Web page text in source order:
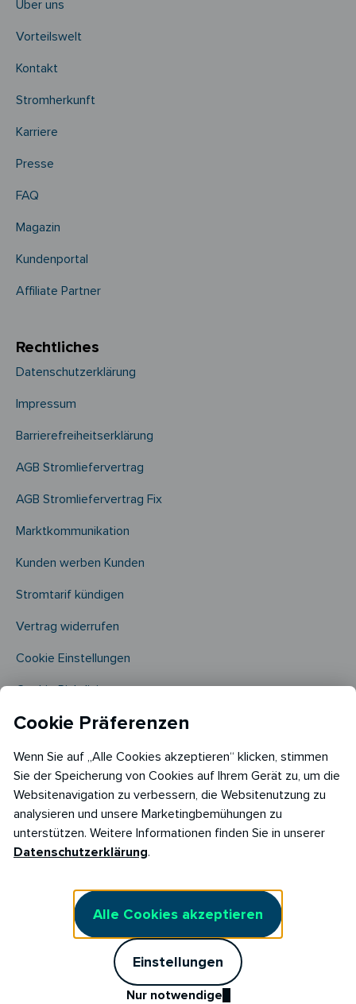
Über uns
Vorteilswelt
Kontakt
Stromherkunft
Karriere
Presse
FAQ
Magazin
Kundenportal
Affiliate Partner
Rechtliches
Datenschutzerklärung
Impressum
Barrierefreiheitserklärung
AGB Stromliefervertrag
AGB Stromliefervertrag Fix
Marktkommunikation
Kunden werben Kunden
Stromtarif kündigen
Vertrag widerrufen
Cookie Einstellungen
Cookie Richtlinie​
Copyright © 2026
RABOT Energy DE GmbH
Hopfenmarkt 33,
Cookie Präferenzen
Wenn Sie auf „Alle Cookies akzeptieren“ klicken, stimmen
Sie der Speicherung von Cookies auf Ihrem Gerät zu, um die
Websitenavigation zu verbessern, die Websitenutzung zu
analysieren und unsere Marketingbemühungen zu
unterstützen. Weitere Informationen finden Sie in unserer
Datenschutzerklärung.
Alle Cookies akzeptieren
Einstellungen
Nur notwendige